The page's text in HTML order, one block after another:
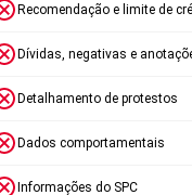
Recomendação e limite de
Dívidas, negativas e
Detalhamento de protestos
Dados comportamentais
Informações do SPC